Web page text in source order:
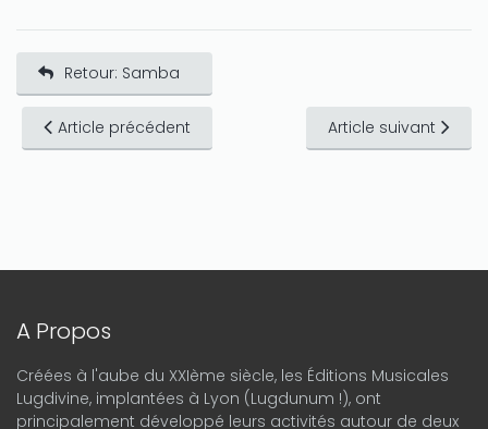
Retour: Samba
Article précédent Article suivant
A Propos
Créées à l'aube du XXIème siècle, les Éditions Musicales
Lugdivine, implantées à Lyon (Lugdunum !), ont
principalement développé leurs activités autour de deux